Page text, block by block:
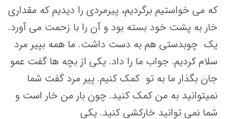
که می خواستیم برگردیم، پیرمردی را دیدیم که مقداری
خار به پشت خود بسته بود و آن را با زحمت می آورد.
یک چوبدستی هم به دست داشت. ما همه بپیر مرد
سلام کردیم. جواب ما را داد. یکی از بچه ها گفت عمو
جان بگذار ما به تو کمک کنیم. پیر مرد گفت شما
نمیتوانید به من کمک کنید. چون بار من خار است و
شما نمی توانید خارکشی کنید. یکی